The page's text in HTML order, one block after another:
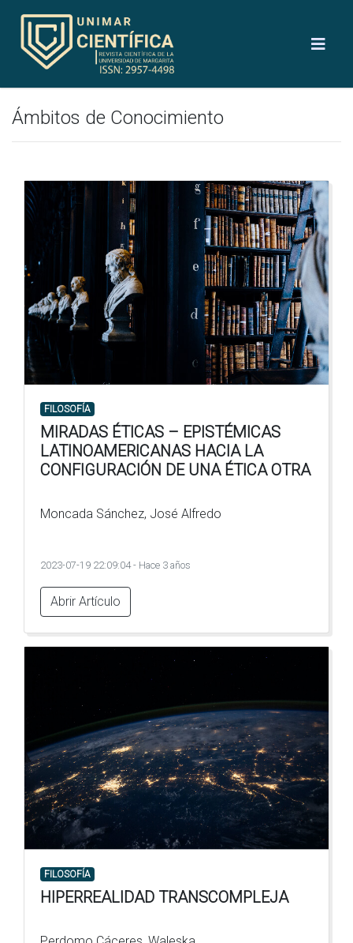
Ámbitos de Conocimiento
FILOSOFÍA
MIRADAS ÉTICAS – EPISTÉMICAS
LATINOAMERICANAS HACIA LA
CONFIGURACIÓN DE UNA ÉTICA OTRA
Moncada Sánchez, José Alfredo
2023-07-19 22:09:04 - Hace 3 años
Abrir Artículo
FILOSOFÍA
HIPERREALIDAD TRANSCOMPLEJA